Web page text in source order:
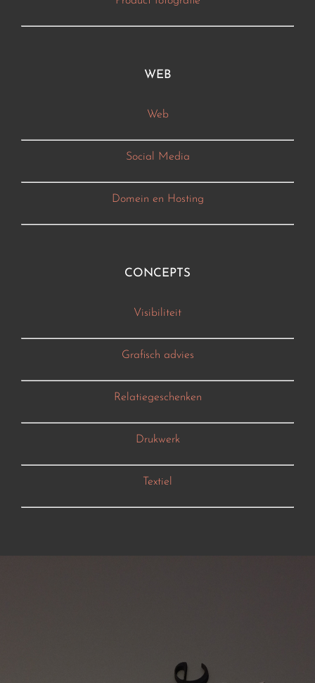
WEB
Web
Social Media
Domein en Hosting
CONCEPTS
Visibiliteit
Grafisch advies
Relatiegeschenken
Drukwerk
Textiel